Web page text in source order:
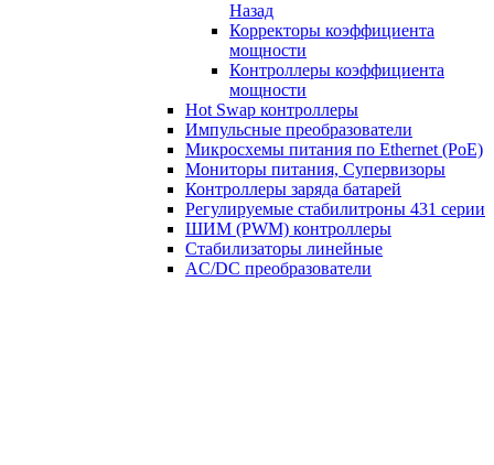
Назад
Корректоры коэффициента
мощности
Контроллеры коэффициента
мощности
Hot Swap контроллеры
Импульсные преобразователи
Микросхемы питания по Ethernet (PoE)
Мониторы питания, Супервизоры
Контроллеры заряда батарей
Регулируемые стабилитроны 431 серии
ШИМ (PWM) контроллеры
Стабилизаторы линейные
AC/DC преобразователи